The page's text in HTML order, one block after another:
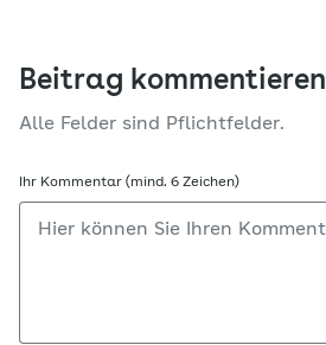
Beitrag kommentieren
Alle Felder sind Pflichtfelder.
Ihr Kommentar (mind. 6 Zeichen)